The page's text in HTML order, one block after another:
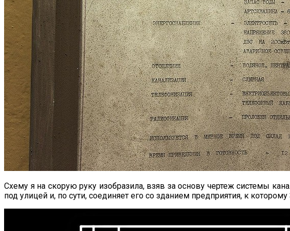
Схему я на скорую руку изобразила, взяв за основу чертеж системы
под улицей и, по сути, соединяет его со зданием предприятия, к которому